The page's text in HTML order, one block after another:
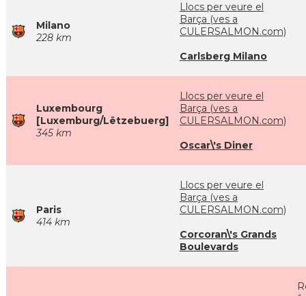
Milano
228 km
Llocs per veure el
Barça (ves a
CULERSALMON.com)
Carlsberg Milano
Luxembourg
[Luxemburg/Lëtzebuerg]
345 km
Llocs per veure el
Barça (ves a
CULERSALMON.com)
Oscar\'s Diner
Paris
414 km
Llocs per veure el
Barça (ves a
CULERSALMON.com)
Corcoran\'s Grands
Boulevards